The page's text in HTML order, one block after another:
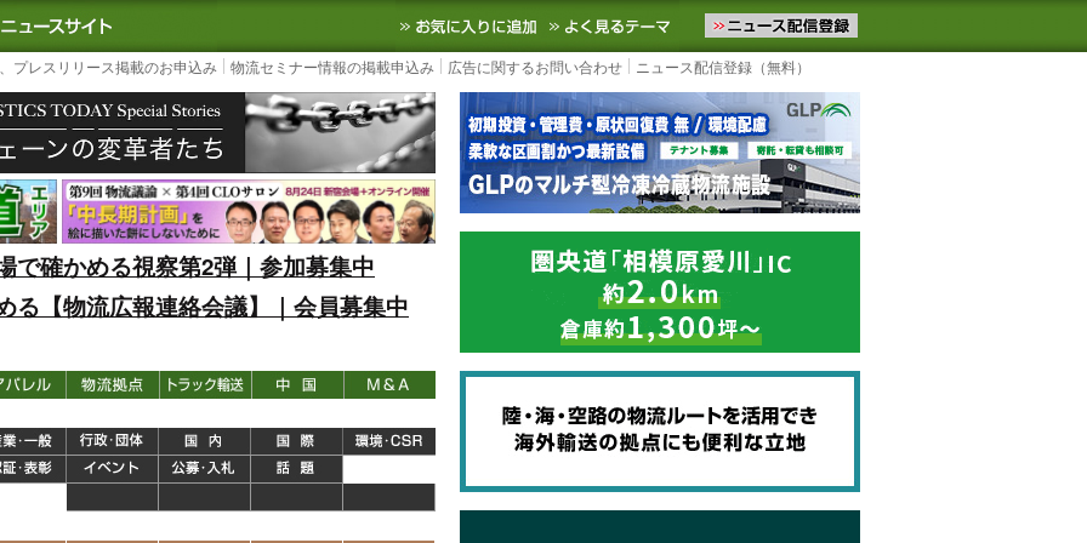
｜国内最大の物流ニュースサイト3PL, SCMなど国内外の最新の物流ニュースをお届けします。物流ニュースメール配信を登録す
お気に入りに追加 よく見るテーマ
プレスリリース掲載のお申込み 物流セミナー情報の掲載申込み 広告に関するお問い合わせ ニュース配信登録（無料）
で確かめる視察第2弾｜参加募集中
る【物流広報連絡会議】｜会員募集中